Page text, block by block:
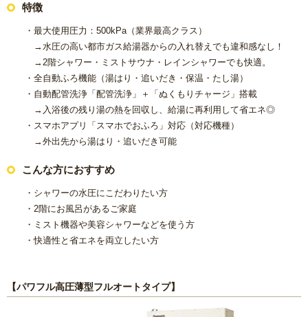
特徴
・最大使用圧力：500kPa（業界最高クラス）
→水圧の高い都市ガス給湯器からの入れ替えでも違和感なし！
→2階シャワー・ミストサウナ・レインシャワーでも快適。
・全自動ふろ機能（湯はり・追いだき・保温・たし湯）
・自動配管洗浄「配管洗浄」＋「ぬくもりチャージ」搭載
→入浴後の残り湯の熱を回収し、給湯に再利用して省エネ◎
・スマホアプリ「スマホでおふろ」対応（対応機種）
→外出先から湯はり・追いだき可能
こんな方におすすめ
・シャワーの水圧にこだわりたい方
・2階にお風呂があるご家庭
・ミスト機器や美容シャワーなどを使う方
・快適性と省エネを両立したい方
【パワフル高圧薄型フルオートタイプ】